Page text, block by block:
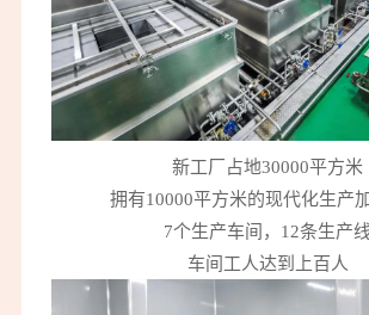
新工厂占地30000平方米
拥有10000平方米的现代化生产
7个生产车间，12条生产
车间工人达到上百人